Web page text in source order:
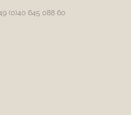
(0)40 645 088 60